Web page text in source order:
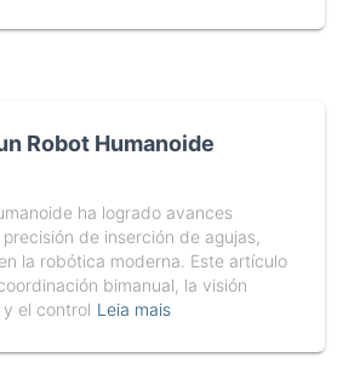
Robot Humanoide
ha logrado avances
de inserción de agujas,
la robótica moderna. Este artículo
bimanual, la visión
el control Leia mais